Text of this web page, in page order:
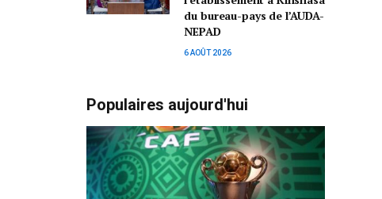
du bureau-pays de l’AUDA-
NEPAD
6 AOÛT 2026
Populaires aujourd'hui